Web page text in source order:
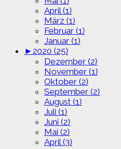
April (1)
März (1)
Februar (1)
Januar (1)
► 2020 (25)
Dezember (2)
November (1)
Oktober (2)
September (2)
August (1)
Juli (1)
Juni (2)
Mai (2)
April (3)